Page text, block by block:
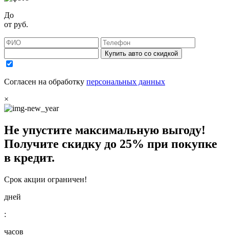
До
от руб.
Купить авто со скидкой
Согласен на обработку персональных данных
×
Не упустите максимальную выгоду!
Получите скидку до 25% при покупке
в кредит.
Срок акции ограничен!
дней
:
часов